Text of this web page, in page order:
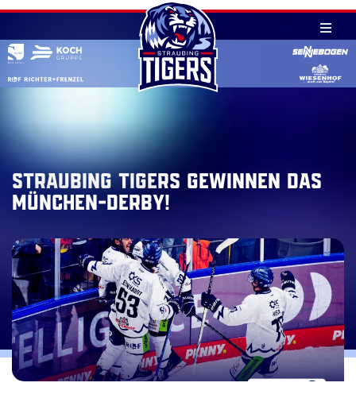
Skip
content
Straubing Tigers gewinnen das
München-Derby!